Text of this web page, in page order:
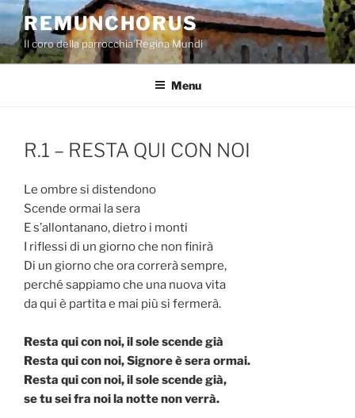
Salta
contenuto
REMUNCHORUS
Il coro della parrocchia Regina Mundi
Menu
R.1 – RESTA QUI CON NOI
Le ombre si distendono
Scende ormai la sera
E s’allontanano, dietro i monti
I riflessi di un giorno che non finirà
Di un giorno che ora correrà sempre,
perché sappiamo che una nuova vita
da qui è partita e mai più si fermerà.
Resta qui con noi, il sole scende già
Resta qui con noi, Signore è sera ormai.
Resta qui con noi, il sole scende già,
se tu sei fra noi la notte non verrà.